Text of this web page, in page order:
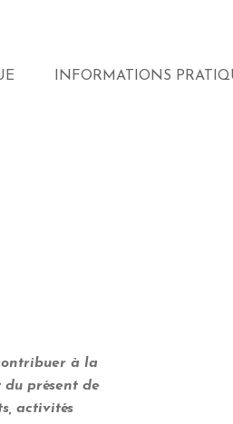
INFORMATIONS
à la
présent de
activités